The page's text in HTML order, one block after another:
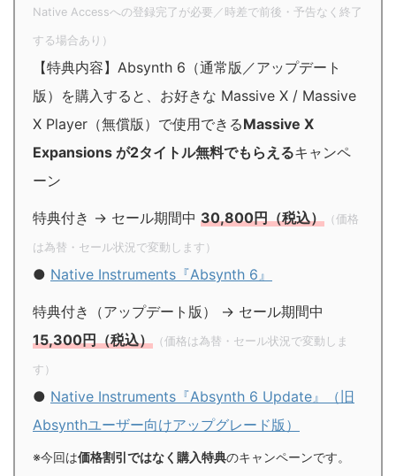
Native Accessへの登録完了が必要／時差で前後・予告なく終了
する場合あり）
【特典内容】Absynth 6（通常版／アップデート
版）を購入すると、お好きな Massive X / Massive
X Player（無償版）で使用できるMassive X
Expansions が2タイトル無料でもらえるキャンペ
ーン
特典付き → セール期間中 30,800円（税込） （価格
は為替・セール状況で変動します）
● Native Instruments『Absynth 6』
特典付き（アップデート版） → セール期間中
15,300円（税込） （価格は為替・セール状況で変動しま
す）
● Native Instruments『Absynth 6 Update』（旧
Absynthユーザー向けアップグレード版）
※今回は価格割引ではなく購入特典のキャンペーンです。